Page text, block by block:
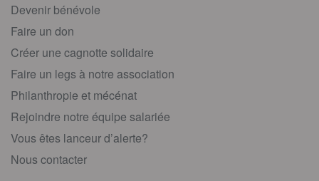
Devenir bénévole
Faire un don
Créer une cagnotte solidaire
Faire un legs à notre association
Philanthropie et mécénat
Rejoindre notre équipe salariée
Vous êtes lanceur d’alerte?
Nous contacter